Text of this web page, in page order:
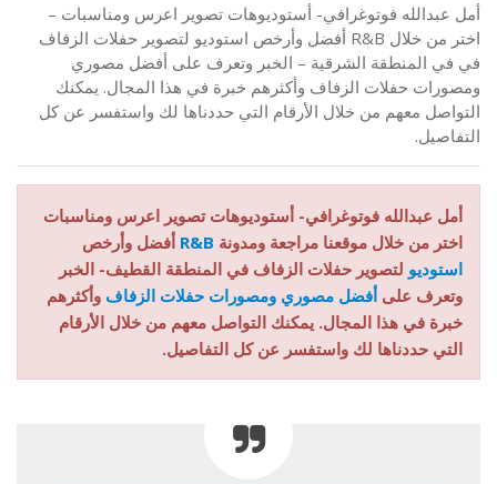
أمل عبدالله فوتوغرافي- أستوديوهات تصوير اعرس ومناسبات –
اختر من خلال R&B أفضل وأرخص استوديو لتصوير حفلات الزفاف
في في المنطقة الشرقية – الخبر وتعرف على أفضل مصوري
ومصورات حفلات الزفاف وأكثرهم خبرة في هذا المجال. يمكنك
التواصل معهم من خلال الأرقام التي حددناها لك واستفسر عن كل
التفاصيل.
أمل عبدالله فوتوغرافي- أستوديوهات تصوير اعرس ومناسبات
اختر من خلال موقعنا مراجعة ومدونة R&B أفضل وأرخص
استوديو لتصوير حفلات الزفاف في المنطقة القطيف- الخبر
وتعرف على أفضل مصوري ومصورات حفلات الزفاف وأكثرهم
خبرة في هذا المجال. يمكنك التواصل معهم من خلال الأرقام
التي حددناها لك واستفسر عن كل التفاصيل.